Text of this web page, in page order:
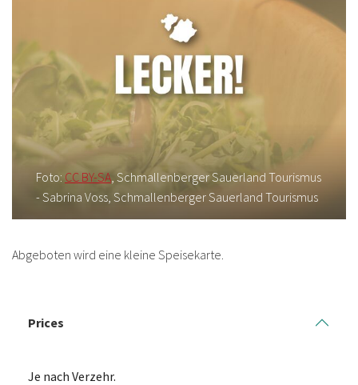
Foto: CC BY-SA, Schmallenberger Sauerland Tourismus
- Sabrina Voss, Schmallenberger Sauerland Tourismus
Abgeboten wird eine kleine Speisekarte.
Prices
Je nach Verzehr.